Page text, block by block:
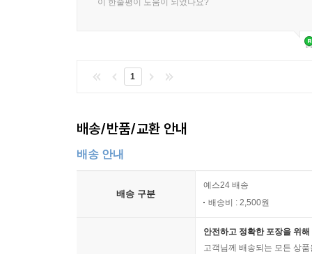
이 한줄평이 도움이 되었나요?
1
배송/반품/교환 안내
배송 안내
배송 구분
예스24 배송
배송비 : 2,500원
안전하고 정확한 포장을 위
고객님께 배송되는 모든 상